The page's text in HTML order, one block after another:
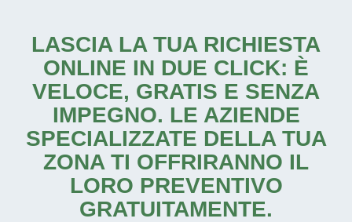
LASCIA LA TUA RICHIESTA
ONLINE IN DUE CLICK: È
VELOCE, GRATIS E SENZA
IMPEGNO. LE AZIENDE
SPECIALIZZATE DELLA TUA
ZONA TI OFFRIRANNO IL
LORO PREVENTIVO
GRATUITAMENTE.